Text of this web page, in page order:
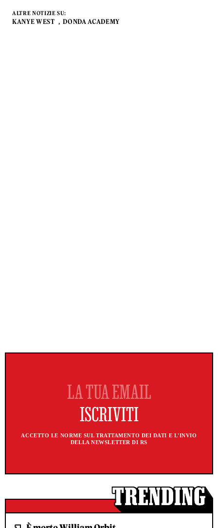
ALTRE NOTIZIE SU:
KANYE WEST DONDA ACADEMY
ACCETTO LE NORME SUL TRATTAMENTO DEI DATI E L'INVIO
DELLA NEWSLETTER DI RS